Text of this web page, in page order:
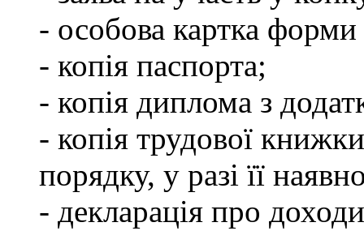
- особова картка
- копія паспорта;
- копія диплома з
- копія трудової
порядку, у разі її
- декларація про